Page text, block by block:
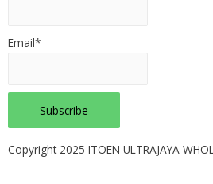
Email*
Copyright 2025 ITOEN ULTRAJAYA